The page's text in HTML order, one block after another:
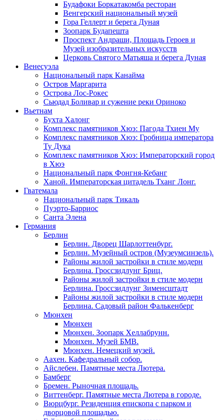
Будафоки Боркатакомба ресторан
Венгерский национальный музей
Гора Геллерт и берега Дуная
Зоопарк Будапешта
Проспект Андраши, Площадь Героев и
Музей изобразительных искусств
Церковь Святого Матьяша и берега Дуная
Венесуэла
Национальный парк Канайма
Остров Маргарита
Острова Лос-Рокес
Сьюдад Боливар и сужение реки Ориноко
Вьетнам
Бухта Халонг
Комплекс памятников Хюэ: Пагода Тхиен Му
Комплекс памятников Хюэ: Гробница императора
Ту Дука
Комплекс памятников Хюэ: Императорский город
в Хюэ
Национальный парк Фонгня-Кебанг
Ханой. Императорская цитадель Тханг Лонг.
Гватемала
Национальный парк Тикаль
Пуэрто-Барриос
Санта Элена
Германия
Берлин
Берлин. Дворец Шарлоттенбург.
Берлин. Музейный остров (Музеумсинзель).
Районы жилой застройки в стиле модерн
Берлина. Гроссзидлунг Бриц.
Районы жилой застройки в стиле модерн
Берлина. Гроссзидлунг Зименсштадт
Районы жилой застройки в стиле модерн
Берлина. Садовый район Фалькенберг
Мюнхен
Мюнхен
Мюнхен. Зоопарк Хеллабрунн.
Мюнхен. Музей БМВ.
Мюнхен. Немецкий музей.
Аахен. Кафедральный собор.
Айслебен. Памятные места Лютера.
Бамберг
Бремен. Рыночная площадь.
Виттенберг. Памятные места Лютера в городе.
Вюрцбург. Резиденция епископа с парком и
дворцовой площадью.